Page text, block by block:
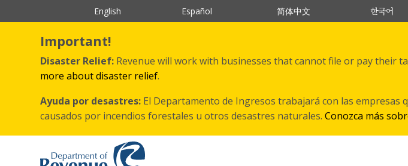
English Español 简体中文 한국어
Important!
Disaster Relief: Revenue will work with businesses that cannot file or pay their
more about disaster relief.
Ayuda por desastres: El Departamento de Ingresos trabajará con las
causados por incendios forestales u otros desastres naturales. Conozca más